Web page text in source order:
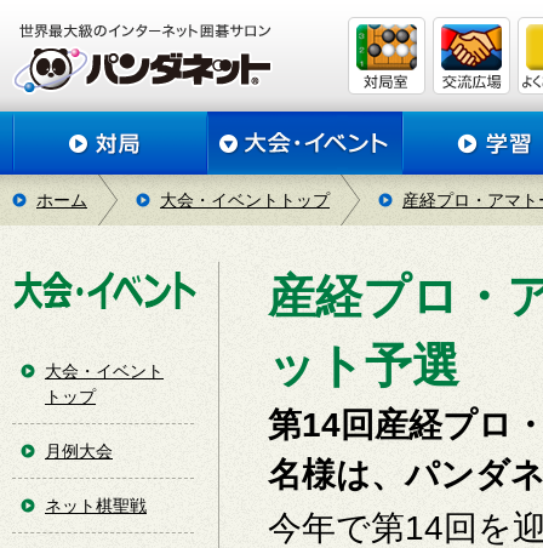
ホーム 大会・イベントトップ 産経プロ・アマ
産経プロ・
ット予選
第14回産経プロ
名様は、パンダ
今年で第14回を
大会・イベント
トップ
月例大会
ネット棋聖戦